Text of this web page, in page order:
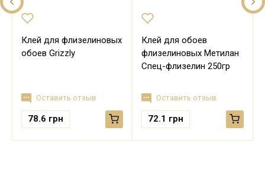
Клей для флизелиновых
обоев Grizzly
Оставить отзыв
78.6 грн
Клей для обоев
флизелиновых Метилан
Спец-флизелин 250гр
Оставить отзыв
72.1 грн